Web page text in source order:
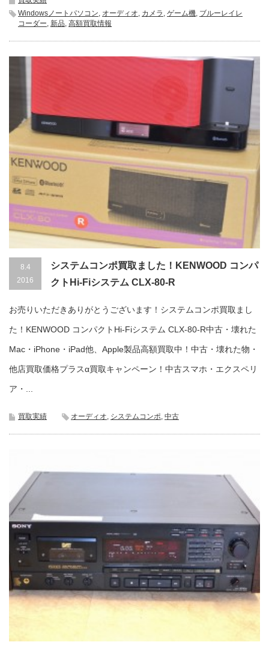
Windowsノートパソコン オーディオ カメラ ゲーム機 ブルーレイレ
コーダー 新品 高額買取情報
8.4
2016
システムコンポ買取ました！KENWOOD コンパ
クトHi-Fiシステム CLX-80-R
お売りいただきありがとうございます！システムコンポ買取まし
た！KENWOOD コンパクトHi-Fiシステム CLX-80-R中古・壊れた
Mac・iPhone・iPad他、Apple製品高額買取中！中古・壊れた物・
他店買取価格プラスα買取キャンペーン！中古スマホ・エクスペリ
ア・...
買取実績 オーディオ, システムコンポ, 中古